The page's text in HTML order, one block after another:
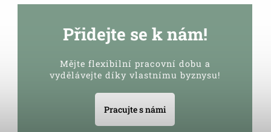
Přidejte se k nám!
Mějte flexibilní pracovní dobu a
vydělávejte díky vlastnímu byznysu!
Pracujte s námi